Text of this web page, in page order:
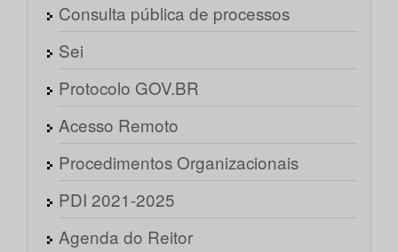
Consulta pública de processos
Sei
Protocolo GOV.BR
Acesso Remoto
Procedimentos Organizacionais
PDI 2021-2025
Agenda do Reitor